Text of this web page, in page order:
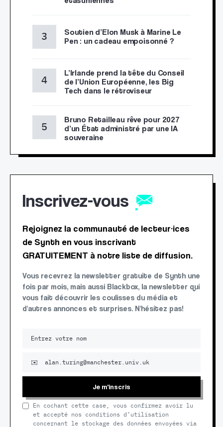
Soutien d’Elon Musk à Marine Le
Pen : un cadeau empoisonné ?
L’Irlande prend la tête du Conseil
de l’Union Européenne, les Big
Tech dans le rétroviseur
Bruno Retailleau rêve pour 2027
d’un État administré par une IA
souveraine
Inscrivez-vous
Rejoignez la communauté de lecteur·ices
de Synth en vous inscrivant
GRATUITEMENT à notre liste de diffusion.
Vous recevrez la newsletter gratuite de Synth une
fois par mois, mais aussi Blackbox, la newsletter qui
vous fait découvrir les coulisses du média et
d'autres annonces et surprises. N'hésitez pas!
Je m'inscris
En cochant cette case, vous confirmez avoir lu
et accepté nos conditions d’utilisation
concernant le stockage des données envoyées via